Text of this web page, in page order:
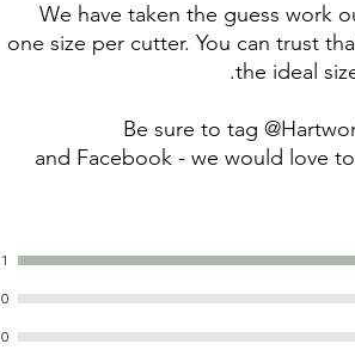
We have taken the guess work
one size per cutter. You can trust
the ideal
Be sure to tag
and Facebook - we would love
1
0
0